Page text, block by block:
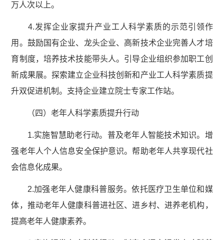
万人次以上。
4.发挥企业家提升产业工人科学素质的示范引领作
用。鼓励国有企业、龙头企业、高新技术企业完善人才培
育制度，培养技术技能带头人。引导企业组织参加职工创
新成果展。探索建立企业科技创新和产业工人科学素质提
升双促进机制。支持企业建立院士专家工作站。
（四）老年人科学素质提升行动
1.实施智慧助老行动。普及老年人智能技术知识。增
强老年人个人信息安全保护意识。帮助老年人共享现代社
会信息化成果。
2.加强老年人健康科普服务。依托医疗卫生单位和媒
体，推动老年人健康科普进社区、进乡村、进养老机构，
提高老年人健康素养。